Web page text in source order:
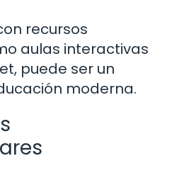
recursos
aulas interactivas
puede ser un
moderna.